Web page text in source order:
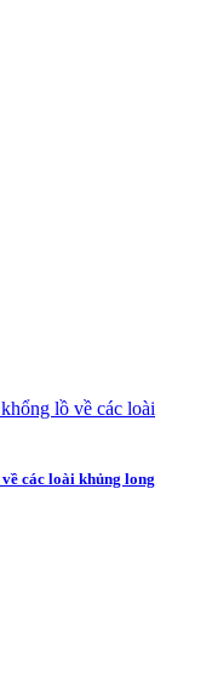
các loài khủng long